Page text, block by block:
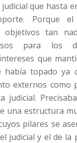
que hasta
Porque
tan
para los
que
había topado ya
externos como
judicial.
una estructura
pilares se
judicial y el de la